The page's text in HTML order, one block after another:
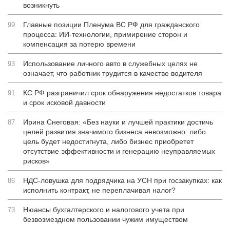
возникнуть
99
Главные позиции Пленума ВС РФ для гражданского
процесса: ИИ-технологии, примирение сторон и
компенсация за потерю времени
93
Использование личного авто в служебных целях не
означает, что работник трудится в качестве водителя
91
КС РФ разграничил срок обнаружения недостатков товара
и срок исковой давности
87
Ирина Снеговая: «Без науки и лучшей практики достичь
целей развития значимого бизнеса невозможно: либо
цель будет недостигнута, либо бизнес приобретет
отсутствие эффективности и генерацию неуправляемых
рисков»
86
НДС-ловушка для подрядчика на УСН при госзакупках: как
исполнить контракт, не переплачивая налог?
73
Нюансы бухгалтерского и налогового учета при
безвозмездном пользовании чужим имуществом